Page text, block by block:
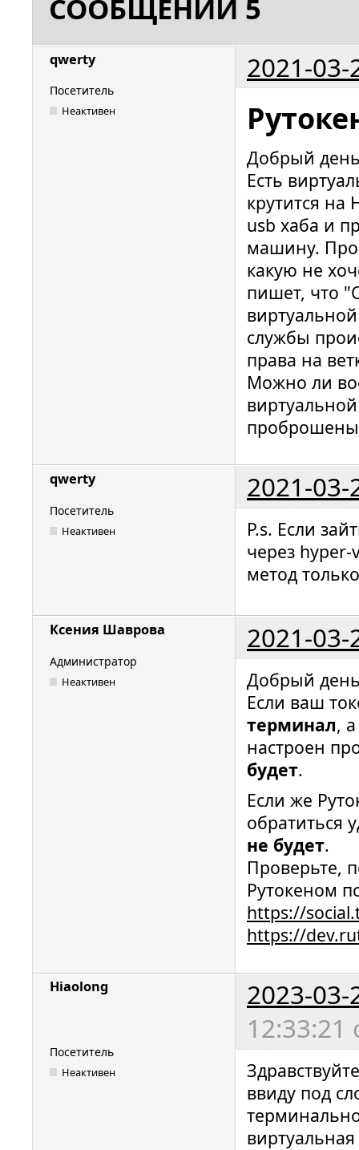
СООБЩЕНИЙ 5
qwerty 2021-03-
Посетитель
Неактивен
Добрый
Есть
крутится
usb хаба и
машину.
какую не
пишет, что
службы
права на
Можно ли
проброшены
qwerty 2021-03-
Посетитель
Неактивен
P.s. Если
через hyper-
метод
Ксения Шаврова 2021-03-
Администратор
Неактивен
Добрый
Если ваш
терминал,
настроен
будет.
Если же
обратиться
не будет.
Проверьте,
Рутокеном
https://
https://
Hiaolong
2023-03-
12:33:21
Посетитель
Неактивен
ввиду под